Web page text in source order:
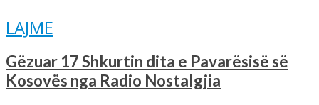
LAJME
Gëzuar 17 Shkurtin dita e Pavarësisë së
Kosovës nga Radio Nostalgjia